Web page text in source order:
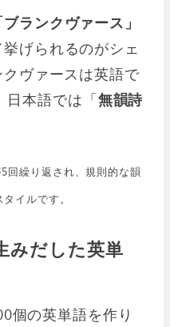
ブランクヴァース」
げられるのがシェ
ヴァースは英語で
本語では「無韻詩
繰り返され、規則的な韻
イルです。
みだした英単
個の英単語を作り